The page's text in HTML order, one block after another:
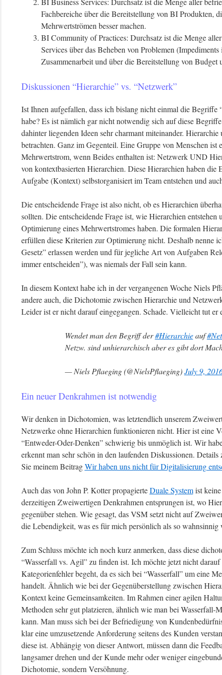
Fachbereiche über die Bereitstellung von BI Produkten,
Mehrwertströmen besser machen.
BI Community of Practices: Durchsatz ist die Menge
Services über das Beheben von Problemen
Zusammenarbeit und über die Bereitstellung von Budget
Diskussionen “Hierarchie” vs. “Netzwerk”
Ist Ihnen aufgefallen, dass ich bislang nicht einmal die Begriffe
habe? Es ist nämlich gar nicht notwendig sich auf diese
dahinter liegenden Ideen sehr charmant miteinander.
betrachten. Ganz im Gegenteil. Eine Gruppe von Menschen ist
Mehrwertstrom, wenn Beides enthalten ist: Netzwerk UND
von kontextbasierten Hierarchien. Diese Hierarchien haben die
Aufgabe (Kontext) selbstorganisiert im Team entstehen und
Die entscheidende Frage ist also nicht, ob es Hierarchien
sollten. Die entscheidende Frage ist, wie Hierarchien
Optimierung eines Mehrwertstromes haben. Die formalen
erfüllen diese Kriterien zur Optimierung nicht. Deshalb nenne
Gesetz” erlassen werden und für jegliche Art von Aufgaben
immer entscheiden”), was niemals der Fall sein kann.
In diesem Kontext habe ich in der vergangenen Woche Niels
andere auch, die Dichotomie zwischen Hierarchie und
Leider ist er nicht darauf eingegangen. Schade. Vielleicht tut er
Wendet man den Begriff der#Hierarchieauf
Netzw. sind unhierarchisch aber es gibt dort
— Niels Pflaeging (@NielsPflaeging)July 9,
Ein neuer Denkrahmen ist notwendig
Wir denken in Dichotomien, was letztendlich unserem
Netzwerke ohne Hierarchien funktionieren nicht. Hier ist eine
“Entweder-Oder-Denken” schwierig bis unmöglich ist. Wir
erkennt man sehr schön in den laufenden Diskussionen.
Sie meinem BeitragWir haben uns nicht für Digitalisierung
Auch das von John P. Kotter propagierteDuale Systemist keine
derzeitigen Zweiwertigen Denkrahmen entsprungen ist, wo
gegenüber stehen. Wie gesagt, das VSM setzt nicht auf
die Lebendigkeit, was es für mich persönlich als so wahnsinnig
Zum Schluss möchte ich noch kurz anmerken, dass diese
“Wasserfall vs. Agil” zu finden ist. Ich möchte jetzt nicht darauf
Kategorienfehler begeht, da es sich bei “Wasserfall” um eine
handelt. Ähnlich wie bei der Gegenüberstellung zwischen
Kontext keine Gemeinsamkeiten. Im Rahmen einer agilen
Methoden sehr gut platzieren, ähnlich wie man bei Wasserfall-
kann. Man muss sich bei der Befriedigung von
klar eine umzusetzende Anforderung seitens des Kunden
diese ist. Abhängig von dieser Antwort, müssen dann die
langsamer drehen und der Kunde mehr oder weniger
Dichotomie, sondern Versöhnung.